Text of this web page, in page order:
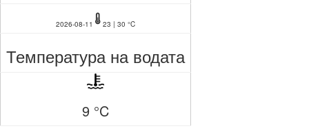
2026-08-11 23 | 30 °C
Температура на водата
9 °C